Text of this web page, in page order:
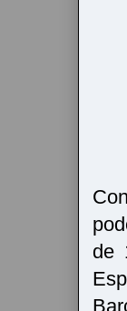
de